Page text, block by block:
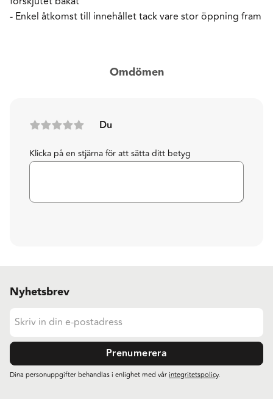
- Enkel åtkomst till innehållet tack vare stor öppning fram
Omdömen
Du
Klicka på en stjärna för att sätta ditt betyg
Nyhetsbrev
Prenumerera
Dina personuppgifter behandlas i enlighet med vårintegritetspolicy.